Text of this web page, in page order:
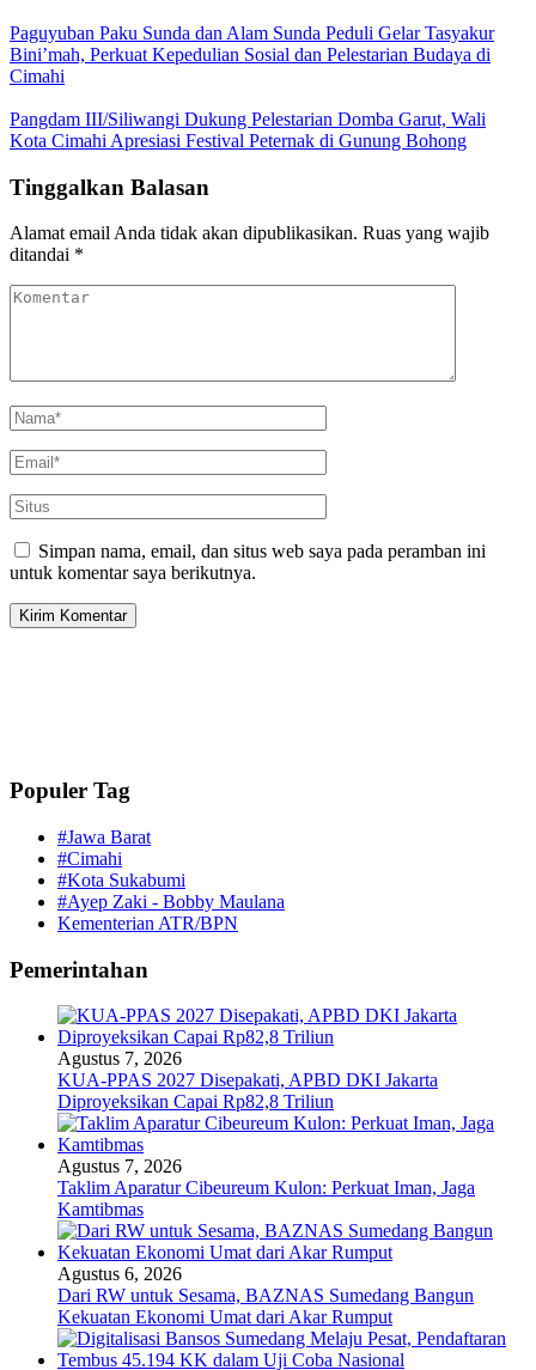
Paguyuban Paku Sunda dan Alam Sunda Peduli Gelar Tasyakur
Bini’mah, Perkuat Kepedulian Sosial dan Pelestarian Budaya di
Cimahi
Pangdam III/Siliwangi Dukung Pelestarian Domba Garut, Wali
Kota Cimahi Apresiasi Festival Peternak di Gunung Bohong
Tinggalkan Balasan
Alamat email Anda tidak akan dipublikasikan. Ruas yang wajib
ditandai *
Simpan nama, email, dan situs web saya pada peramban ini
untuk komentar saya berikutnya.
Populer Tag
#Jawa Barat
#Cimahi
#Kota Sukabumi
#Ayep Zaki - Bobby Maulana
Kementerian ATR/BPN
Pemerintahan
Agustus 7, 2026
KUA-PPAS 2027 Disepakati, APBD DKI Jakarta
Diproyeksikan Capai Rp82,8 Triliun
Agustus 7, 2026
Taklim Aparatur Cibeureum Kulon: Perkuat Iman, Jaga
Kamtibmas
Agustus 6, 2026
Dari RW untuk Sesama, BAZNAS Sumedang Bangun
Kekuatan Ekonomi Umat dari Akar Rumput